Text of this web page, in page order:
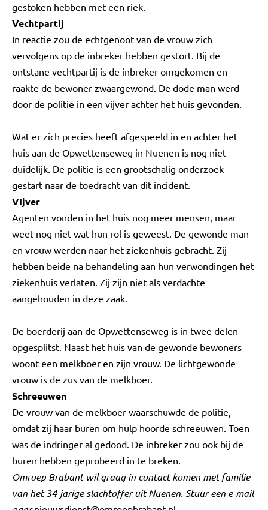
gestoken hebben met een riek.
Vechtpartij
In reactie zou de echtgenoot van de vrouw zich
vervolgens op de inbreker hebben gestort. Bij de
ontstane vechtpartij is de inbreker omgekomen en
raakte de bewoner zwaargewond. De dode man werd
door de politie in een vijver achter het huis gevonden.
Wat er zich precies heeft afgespeeld in en achter het
huis aan de Opwettenseweg in Nuenen is nog niet
duidelijk. De politie is een grootschalig onderzoek
gestart naar de toedracht van dit incident.
VIjver
Agenten vonden in het huis nog meer mensen, maar
weet nog niet wat hun rol is geweest. De gewonde man
en vrouw werden naar het ziekenhuis gebracht. Zij
hebben beide na behandeling aan hun verwondingen het
ziekenhuis verlaten. Zij zijn niet als verdachte
aangehouden in deze zaak.
De boerderij aan de Opwettenseweg is in twee delen
opgesplitst. Naast het huis van de gewonde bewoners
woont een melkboer en zijn vrouw. De lichtgewonde
vrouw is de zus van de melkboer.
Schreeuwen
De vrouw van de melkboer waarschuwde de politie,
omdat zij haar buren om hulp hoorde schreeuwen. Toen
was de indringer al gedood. De inbreker zou ook bij de
buren hebben geprobeerd in te breken.
Omroep Brabant wil graag in contact komen met familie
van het 34-jarige slachtoffer uit Nuenen. Stuur een e-mail